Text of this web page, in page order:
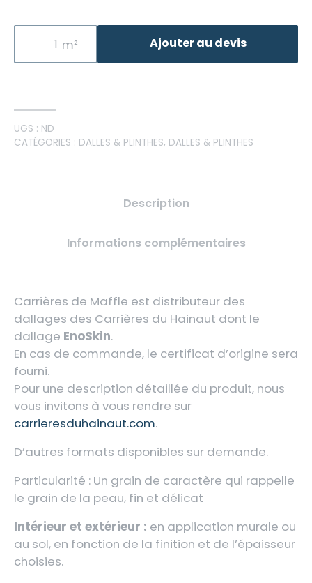
Ajouter au devis
UGS : ND
CATÉGORIES : DALLES & PLINTHES, DALLES & PLINTHES
Description
Informations complémentaires
Carrières de Maffle est distributeur des
dallages des Carrières du Hainaut dont le
dallage EnoSkin.
En cas de commande, le certificat d’origine sera
fourni.
Pour une description détaillée du produit, nous
vous invitons à vous rendre sur
carrieresduhainaut.com.
D’autres formats disponibles sur demande.
Particularité : Un grain de caractère qui rappelle
le grain de la peau, fin et délicat
Intérieur et extérieur : en application murale ou
au sol, en fonction de la finition et de l’épaisseur
choisies.